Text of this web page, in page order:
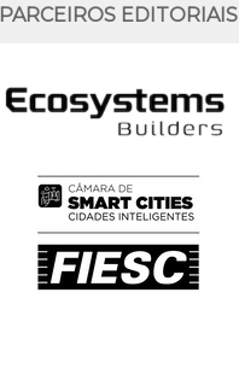
PARCEIROS EDITORIAIS